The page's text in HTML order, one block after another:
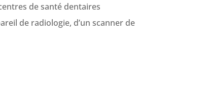
de santé dentaires
de radiologie, d’un scanner de